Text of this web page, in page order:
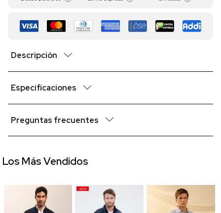
Descripción
Especificaciones
Preguntas frecuentes
-20%
Los Más Vendidos